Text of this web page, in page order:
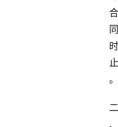
合
同
时
止
。
二
、